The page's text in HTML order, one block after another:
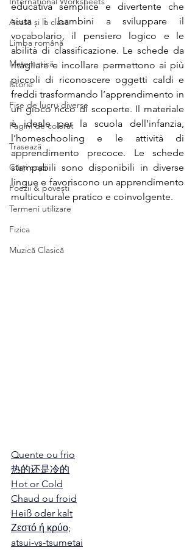
Acasă și la clasă
Limba română
Matematică
Istorie
Fișe de lucru diverse
Pagini de colorat
Trasează
Cărți copii
Poezii & povești
Termeni utilizare
Fizica
Muzică Clasică
educativa semplice e divertente che
aiuta i bambini a sviluppare il
vocabolario, il pensiero logico e le
abilità di classificazione. Le schede da
ritagliare e incollare permettono ai più
piccoli di riconoscere oggetti caldi e
freddi trasformando l’apprendimento in
un gioco ricco di scoperte. Il materiale
è ideale per la scuola dell’infanzia,
l’homeschooling e le attività di
apprendimento precoce. Le schede
stampabili sono disponibili in diverse
lingue e favoriscono un apprendimento
multiculturale pratico e coinvolgente.
Quente ou frio
热的还是冷的
Hot or Cold
Chaud ou froid
Heiß oder kalt
Ζεστό ή κρύο;
atsui-vs-tsumetai